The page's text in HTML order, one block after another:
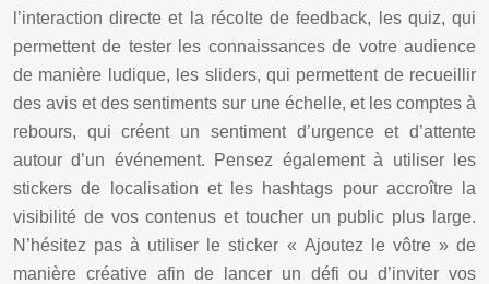
l’interaction directe et la récolte de feedback, les quiz, qui
permettent de tester les connaissances de votre audience
de manière ludique, les sliders, qui permettent de recueillir
des avis et des sentiments sur une échelle, et les comptes à
rebours, qui créent un sentiment d’urgence et d’attente
autour d’un événement. Pensez également à utiliser les
stickers de localisation et les hashtags pour accroître la
visibilité de vos contenus et toucher un public plus large.
N’hésitez pas à utiliser le sticker « Ajoutez le vôtre » de
manière créative afin de lancer un défi ou d’inviter vos